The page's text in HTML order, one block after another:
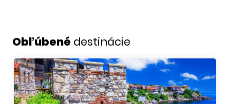
Obľúbené destinácie